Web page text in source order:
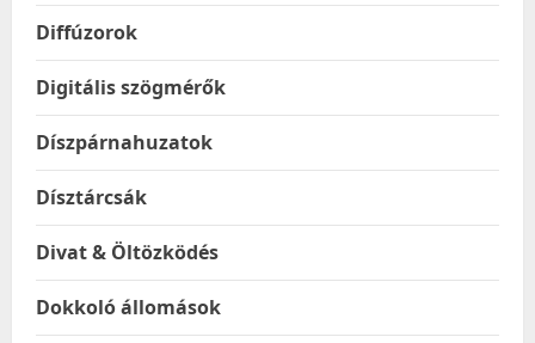
Diffúzorok
Digitális szögmérők
Díszpárnahuzatok
Dísztárcsák
Divat & Öltözködés
Dokkoló állomások